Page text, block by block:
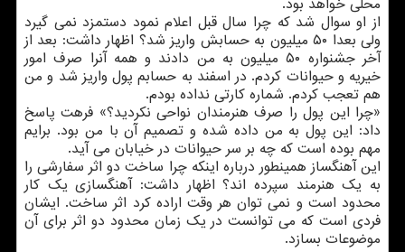
محلی خواهد بود.
از او سوال شد كه چرا سال قبل اعلام نمود دستمزد نمی گیرد
ولی بعدا ۵۰ میلیون به حسابش واریز شد؟ اظهار داشت: بعد از
آخر جشنواره ۵۰ میلیون به من دادند و همه آنرا صرف امور
خیریه و حیوانات كردم. در اسفند به حسابم پول واریز شد و من
هم تعجب كردم. شماره كارتی نداده بودم.
«چرا این پول را صرف هنرمندان نواحی نكردید؟» فرهت پاسخ
داد: این پول به من داده شده و تصمیم آن با من بود. برایم
مهم بوده است كه چه بر سر حیوانات در خیابان می آید.
این آهنگساز همینطور درباره اینكه چرا ساخت دو اثر سفارشی را
به یك هنرمند سپرده اند؟ اظهار داشت: آهنگسازی یك كار
محدود است و نمی توان هر وقت اراده كرد اثر ساخت. ایشان
فردی است كه می توانست در یك زمان محدود دو اثر برای آن
موضوعات بسازد.